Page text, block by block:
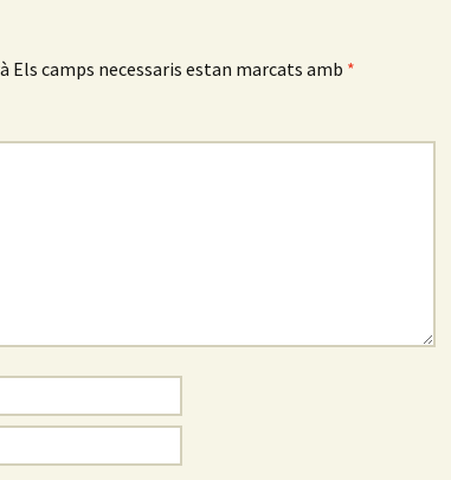
Els camps necessaris estan marcats amb *